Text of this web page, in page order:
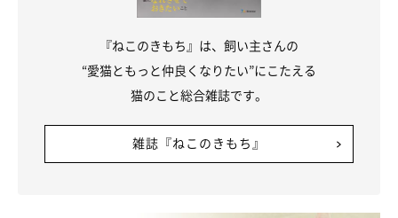
『ねこのきもち』は、飼い主さんの
“愛猫ともっと仲良くなりたい”にこたえる
猫のこと総合雑誌です。
雑誌『ねこのきもち』